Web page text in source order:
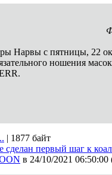
Нарвы с пятницы, 22
ношения
| 1877 байт
сделан первый шаг к
в 24/10/2021 06:50:00